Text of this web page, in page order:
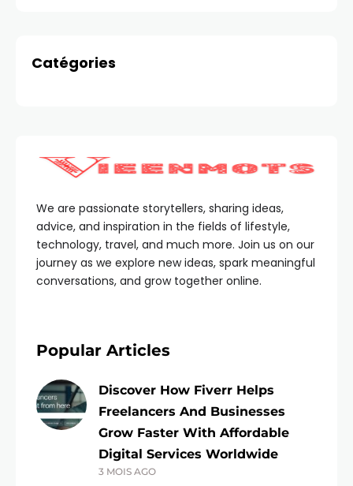
Catégories
We are passionate storytellers, sharing ideas,
advice, and inspiration in the fields of lifestyle,
technology, travel, and much more. Join us on our
journey as we explore new ideas, spark meaningful
conversations, and grow together online.
Popular Articles
Discover How Fiverr Helps
Freelancers And Businesses
Grow Faster With Affordable
Digital Services Worldwide
3 MOIS AGO